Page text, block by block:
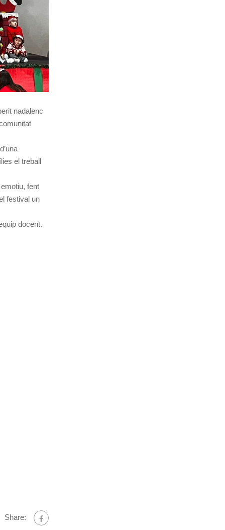
nadalenc
el treball
fent
festival un
docent.
Share: